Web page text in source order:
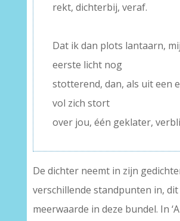
rekt, dichterbij, veraf.
Dat ik dan plots lantaarn,
eerste licht nog
stotterend, dan, als uit een
vol zich stort
over jou, één geklater,
De dichter neemt in zijn
verschillende standpunten in, dit
meerwaarde in deze bundel. In